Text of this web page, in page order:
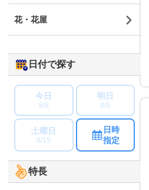
花・花屋
日付で探す
今日
8/8
明日
8/9
土曜日
8/15
日時
指定
特長